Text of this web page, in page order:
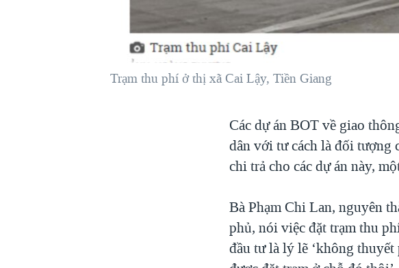
BÊN KIA QUỐC LỘ: TIẾNG VỌNGTrạm thu phí ở thị xã Cai Lậy, Tiền Giang
Các dự án BOT về giao
dân với tư cách là đối
chi trả cho các dự án này,
Bà Phạm Chi Lan, nguyên
phủ, nói việc đặt trạm thu
đầu tư là lý lẽ ‘không thuyết